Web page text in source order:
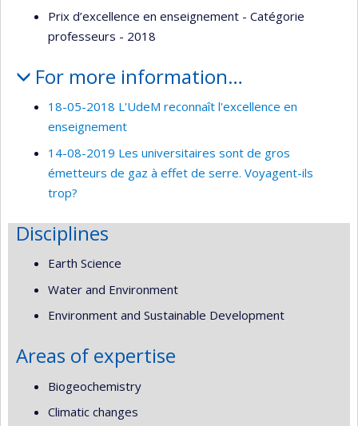
Prix d’excellence en enseignement - Catégorie
professeurs - 2018
For more information…
18-05-2018 L'UdeM reconnaît l'excellence en
enseignement
14-08-2019 Les universitaires sont de gros
émetteurs de gaz à effet de serre. Voyagent-ils
trop?
Disciplines
Earth Science
Water and Environment
Environment and Sustainable Development
Areas of expertise
Biogeochemistry
Climatic changes